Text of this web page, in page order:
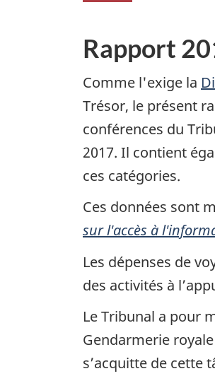
Rapport
Comme l'exige la
Trésor, le présent
conférences du
2017. Il contient
ces catégories.
Ces données sont
sur l'accès à
Les dépenses de
des activités à
Le Tribunal a pour
Gendarmerie
s’acquitte de cette